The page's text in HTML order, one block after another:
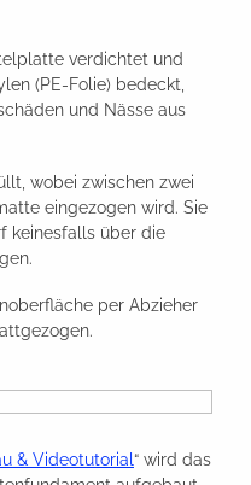
verdichtet und
(PE-Folie) bedeckt,
und Nässe aus
wobei zwischen zwei
eingezogen wird. Sie
keinesfalls über die
per Abzieher
& Videotutorial “ wird das